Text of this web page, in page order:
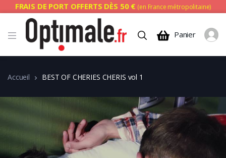
FRAIS DE PORT OFFERTS DÈS 50 € (en France métropolitaine)
Panier
Accueil BEST OF CHERIES CHERIS vol 1